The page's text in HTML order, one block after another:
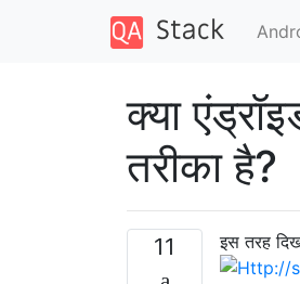
क्या
तरीका है?
11 इस तरह